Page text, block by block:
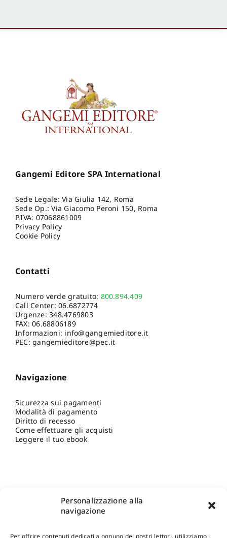
Personalizzazione alla
navigazione
Per offrire contenuti dedicati a ognuno dei nostri lettori, utilizziamo i
Gangemi Editore SPA International
Sede Legale: Via Giulia 142, Roma
Sede Op.: Via Giacomo Peroni 150, Roma
P.IVA: 07068861009
Privacy Policy
Cookie Policy
Contatti
Numero verde gratuito: 800.894.409
Call Center:06.6872774
Urgenze:348.4769803
FAX: 06.68806189
Informazioni: info@gangemieditore.it
PEC: gangemieditore@pec.it
Navigazione
Sicurezza sui pagamenti
Modalità di pagamento
Diritto di recesso
Come effettuare gli acquisti
Leggere il tuo ebook